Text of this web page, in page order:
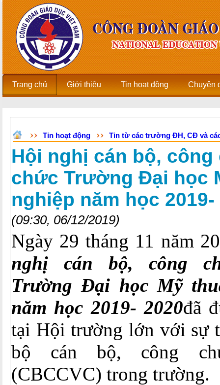
Trang chủ Giới thiệu Tin hoạt động Chuyên
Tin hoạt động Tin từ các trường ĐH, CĐ và
Hội nghị cán bộ,
chức Trường Đại học
nghiệp năm học 2019-
(09:30, 06/12/2019)
Ngày 29 tháng 11 năm
nghị cán bộ, công
Trường Đại học Mỹ
năm học 2019- 2020đã
tại Hội trường lớn với sự
bộ cán bộ, công
(CBCCVC) trong trường.